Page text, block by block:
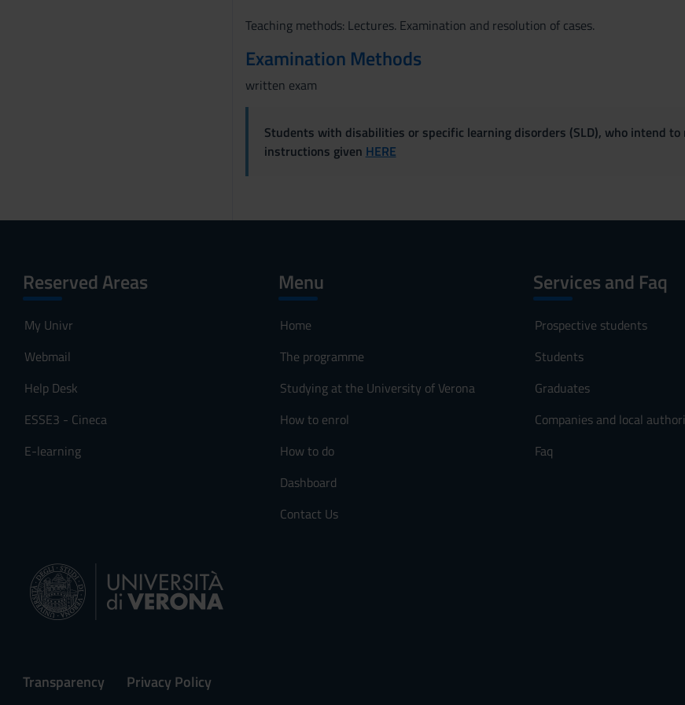
Teaching methods: Lectures. Examination and resolution of cases.
Examination Methods
written exam
Students with disabilities or specific learning disorders (SLD), who intend
instructions given HERE
Reserved Areas
My Univr
Webmail
Help Desk
ESSE3 - Cineca
E-learning
Menu
Home
The programme
Studying at the University of Verona
How to enrol
How to do
Dashboard
Contact Us
Services and Faq
Prospective students
Students
Graduates
Companies and local
Faq
Transparency Privacy Policy